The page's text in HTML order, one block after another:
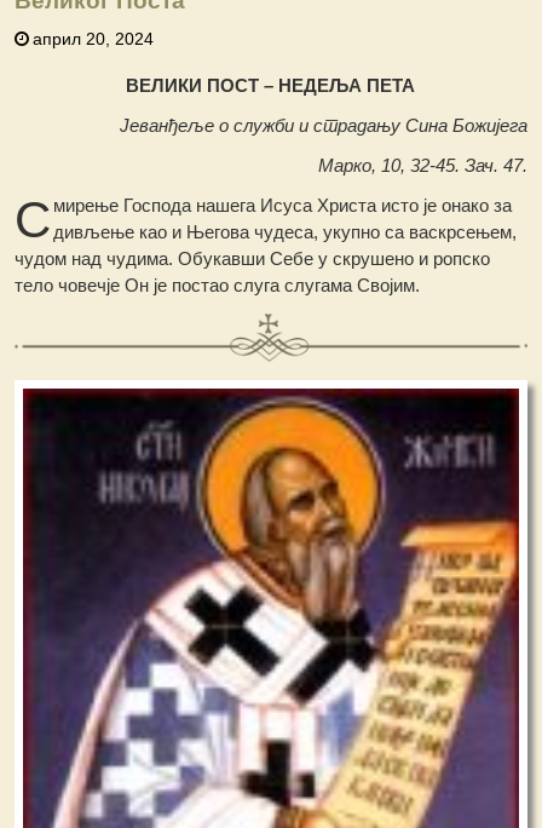
април 20, 2024
ВЕЛИКИ ПОСТ – НЕДЕЉА ПЕТА
Јеванђеље о служби и страдању Сина Божијега
Марко, 10, 32-45. Зач. 47.
С мирење Господа нашега Исуса Христа исто је онако за
дивљење као и Његова чудеса, укупно са васкрсењем,
чудом над чудима. Обукавши Себе у скрушено и ропско
тело човечје Он је постао слуга слугама Својим.